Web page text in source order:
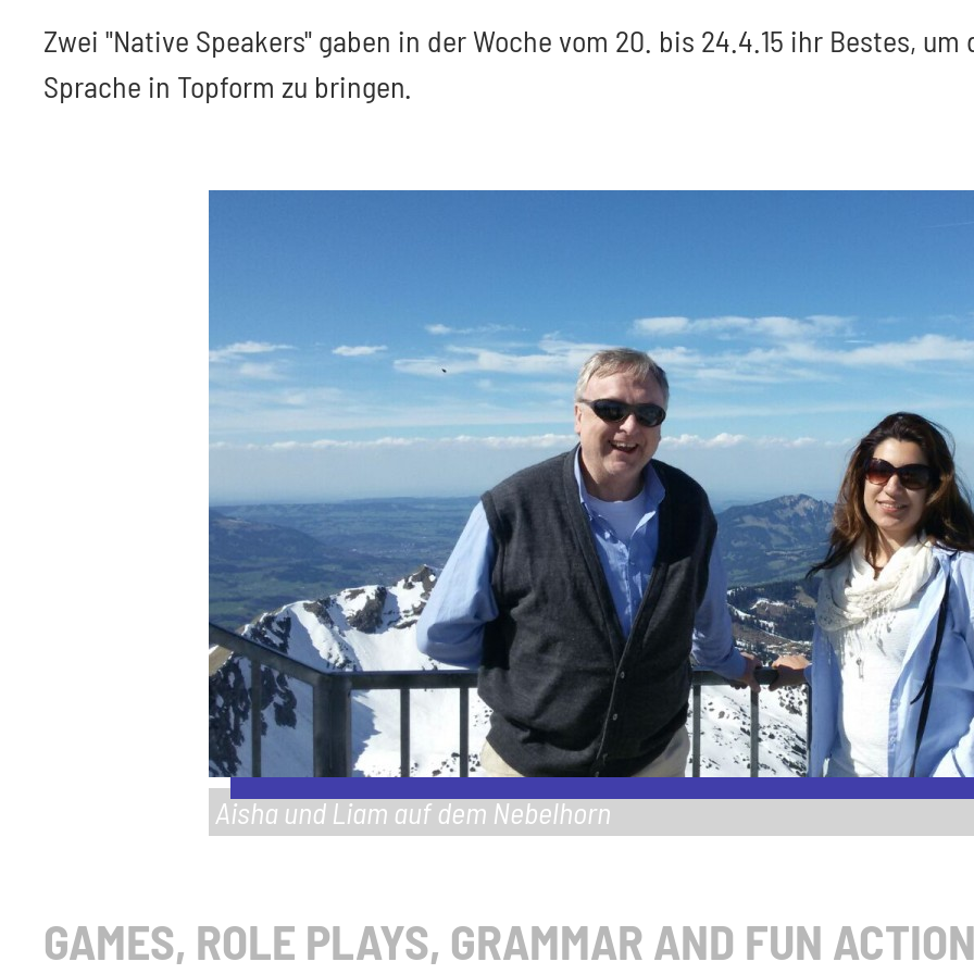
Zwei "Native Speakers" gaben in der Woche vom 20. bis 24.4.15 ihr Bestes,
Sprache in Topform zu bringen.
Aisha und Liam auf dem Nebelhorn
GAMES, ROLE PLAYS, GRAMMAR AND FUN